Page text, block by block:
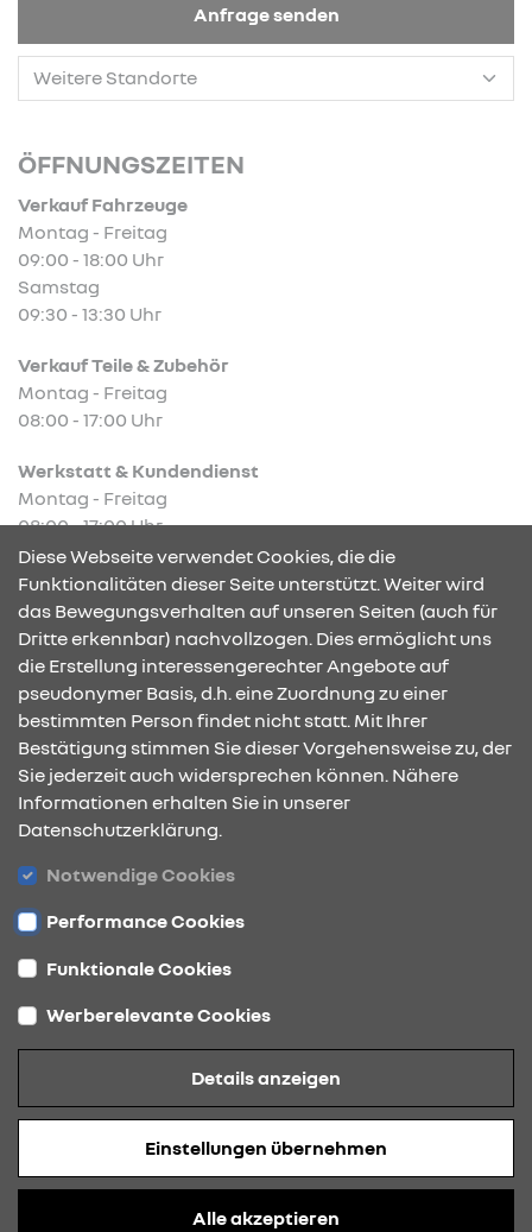
Anfrage senden
ÖFFNUNGSZEITEN
Verkauf Fahrzeuge
Montag - Freitag
09:00 - 18:00 Uhr
Samstag
09:30 - 13:30 Uhr
Verkauf Teile & Zubehör
Montag - Freitag
08:00 - 17:00 Uhr
Werkstatt & Kundendienst
Montag - Freitag
08:00 - 17:00 Uhr
KONTAKT & ANFAHRT
ÖFFNUNGSZEITEN
Datenschutz
Impressum
Diese Webseite verwendet Cookies, die die
Funktionalitäten dieser Seite unterstützt. Weiter wird
das Bewegungsverhalten auf unseren Seiten (auch für
Dritte erkennbar) nachvollzogen. Dies ermöglicht uns
die Erstellung interessengerechter Angebote auf
pseudonymer Basis, d.h. eine Zuordnung zu einer
bestimmten Person findet nicht statt. Mit Ihrer
Bestätigung stimmen Sie dieser Vorgehensweise zu, der
Sie jederzeit auch widersprechen können. Nähere
Informationen erhalten Sie in unserer
Datenschutzerklärung.
Notwendige Cookies
Performance Cookies
Funktionale Cookies
Werberelevante Cookies
Details anzeigen
Einstellungen übernehmen
Alle akzeptieren